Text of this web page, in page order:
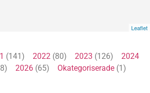
Leaflet
(141) 2022(80) 2023 (126) 2024
2026(65) Okategoriserade(1)